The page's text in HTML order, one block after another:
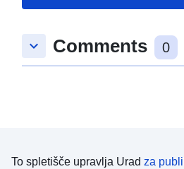
keyboard_arrow_down Comments 0
To spletišče upravlja Urad za